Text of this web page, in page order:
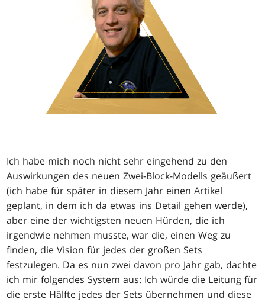
Ich habe mich noch nicht sehr eingehend zu den
Auswirkungen des neuen Zwei-Block-Modells geäußert
(ich habe für später in diesem Jahr einen Artikel
geplant, in dem ich da etwas ins Detail gehen werde),
aber eine der wichtigsten neuen Hürden, die ich
irgendwie nehmen musste, war die, einen Weg zu
finden, die Vision für jedes der großen Sets
festzulegen. Da es nun zwei davon pro Jahr gab, dachte
ich mir folgendes System aus: Ich würde die Leitung für
die erste Hälfte jedes der Sets übernehmen und diese